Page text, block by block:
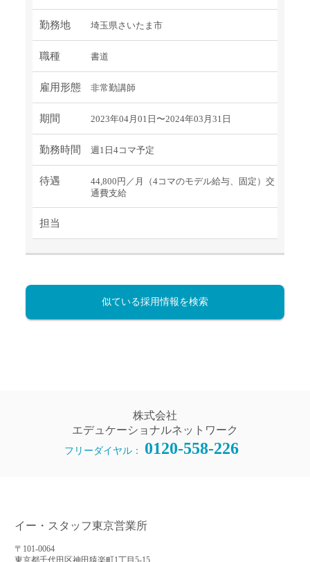
勤務地 埼玉県さいたま市
職種 書道
雇用形態 非常勤講師
期間 2023年04月01日〜2024年03月31日
勤務時間 週1日4コマ予定
待遇
44,800円／月（4コマのモデル給与、固定）交
通費支給
担当
似ている採用情報を検索
株式会社
エデュケーショナルネットワーク
フリーダイヤル： 0120-558-226
イー・スタッフ東京営業所
〒101-0064